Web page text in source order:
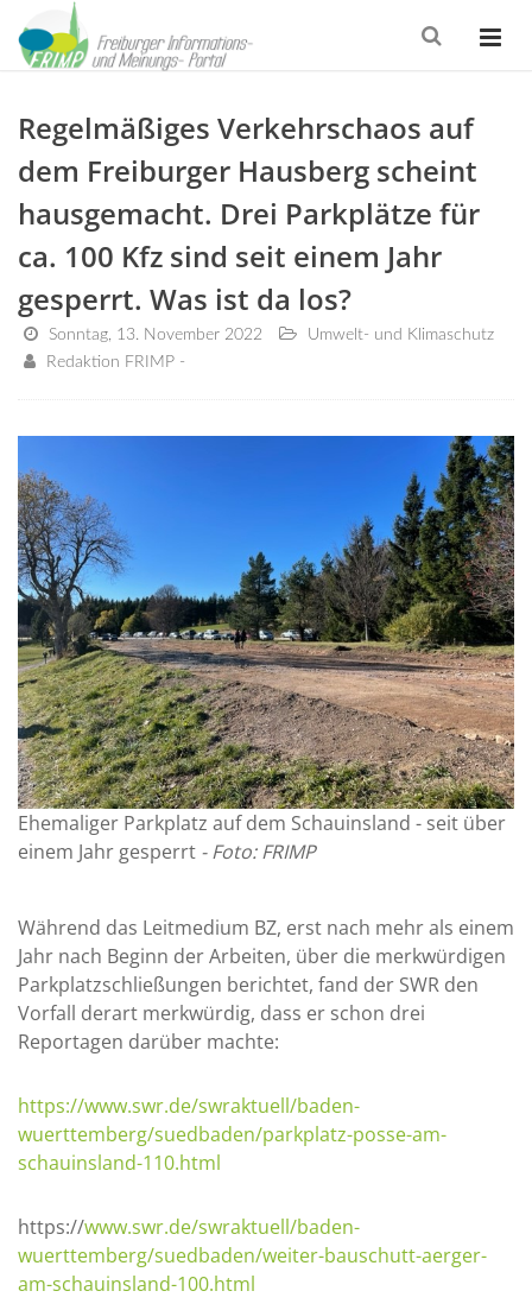
Regelmäßiges Verkehrschaos auf
dem Freiburger Hausberg scheint
hausgemacht. Drei Parkplätze für
ca. 100 Kfz sind seit einem Jahr
gesperrt. Was ist da los?
Sonntag, 13. November 2022
Umwelt- und Klimaschutz
Redaktion FRIMP -
Ehemaliger Parkplatz auf dem Schauinsland - seit über
einem Jahr gesperrt - Foto: FRIMP
Während das Leitmedium BZ, erst nach mehr als einem
Jahr nach Beginn der Arbeiten, über die merkwürdigen
Parkplatzschließungen berichtet, fand der SWR den
Vorfall derart merkwürdig, dass er schon drei
Reportagen darüber machte:
https://www.swr.de/swraktuell/baden-
wuerttemberg/suedbaden/parkplatz-posse-am-
schauinsland-110.html
https://www.swr.de/swraktuell/baden-
wuerttemberg/suedbaden/weiter-bauschutt-aerger-
am-schauinsland-100.html